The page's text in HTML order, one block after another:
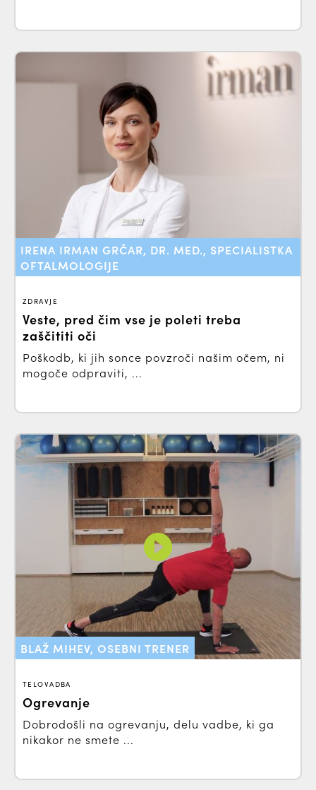
IRENA IRMAN GRČAR, DR. MED., SPECIALISTKA
OFTALMOLOGIJE
ZDRAVJE
Veste, pred čim vse je poleti treba
zaščititi oči
Poškodb, ki jih sonce povzroči našim očem, ni
mogoče odpraviti, ...
BLAŽ MIHEV, OSEBNI TRENER
TELOVADBA
Ogrevanje
Dobrodošli na ogrevanju, delu vadbe, ki ga
nikakor ne smete ...